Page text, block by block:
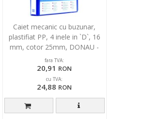
Caiet mecanic cu buzunar,
plastifiat PP, 4 inele in `D`, 16
mm, cotor 25mm, DONAU -
negru
fara TVA:
20,91 RON
cu TVA:
24,88 RON